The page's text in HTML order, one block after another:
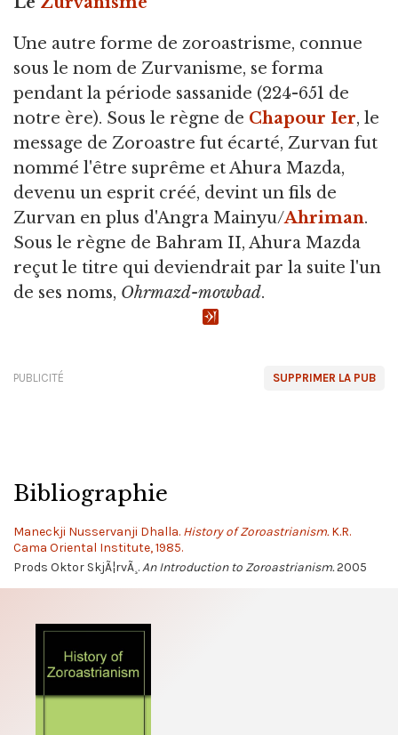
Une autre forme de zoroastrisme, connue
sous le nom de Zurvanisme, se forma
pendant la période sassanide (224-651 de
notre ère). Sous le règne de Chapour Ier, le
message de Zoroastre fut écarté, Zurvan fut
nommé l'être suprême et Ahura Mazda,
devenu un esprit créé, devint un fils de
Zurvan en plus d'Angra Mainyu/Ahriman.
Sous le règne de Bahram II, Ahura Mazda
reçut le titre qui deviendrait par la suite l'un
de ses noms, Ohrmazd-mowbad.
SUPPRIMER LA PUB
PUBLICITÉ
Bibliographie
Maneckji Nusservanji Dhalla. History of Zoroastrianism.K.R.
Cama Oriental Institute, 1985.
Prods Oktor SkjÃ¦rvÃ¸.An Introduction to Zoroastrianism.2005